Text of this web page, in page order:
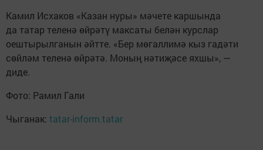
Камил Исхаков «Казан нуры» мәчете каршында
да татар теленә өйрәтү максаты белән курслар
оештырылганын әйтте. «Бер мөгаллимә кыз гадәти
сөйләм теленә өйрәтә. Моның нәтиҗәсе яхшы», —
диде.
Фото: Рамил Гали
Чыганак: tatar-inform.tatar